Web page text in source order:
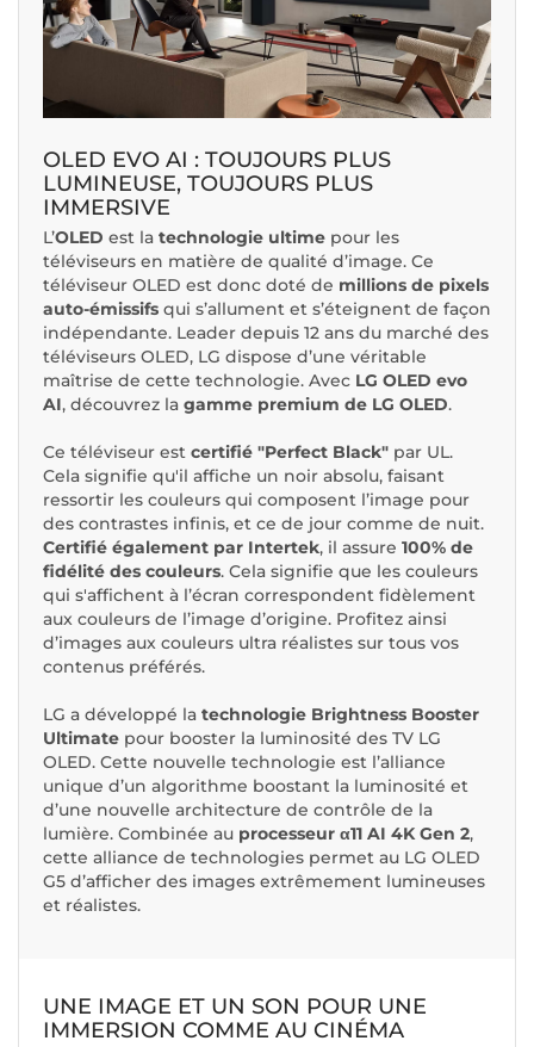
OLED EVO AI : TOUJOURS PLUS
LUMINEUSE, TOUJOURS PLUS
IMMERSIVE
L’OLED est la technologie ultime pour les
téléviseurs en matière de qualité d’image. Ce
téléviseur OLED est donc doté de millions de pixels
auto-émissifs qui s’allument et s’éteignent de façon
indépendante. Leader depuis 12 ans du marché des
téléviseurs OLED, LG dispose d’une véritable
maîtrise de cette technologie. Avec LG OLED evo
AI, découvrez la gamme premium de LG OLED.
Ce téléviseur est certifié "Perfect Black" par UL.
Cela signifie qu'il affiche un noir absolu, faisant
ressortir les couleurs qui composent l’image pour
des contrastes infinis, et ce de jour comme de nuit.
Certifié également par Intertek, il assure 100% de
fidélité des couleurs. Cela signifie que les couleurs
qui s'affichent à l’écran correspondent fidèlement
aux couleurs de l’image d’origine. Profitez ainsi
d’images aux couleurs ultra réalistes sur tous vos
contenus préférés.
LG a développé la technologie Brightness Booster
Ultimate pour booster la luminosité des TV LG
OLED. Cette nouvelle technologie est l’alliance
unique d’un algorithme boostant la luminosité et
d’une nouvelle architecture de contrôle de la
lumière. Combinée au processeur α11 AI 4K Gen 2,
cette alliance de technologies permet au LG OLED
G5 d’afficher des images extrêmement lumineuses
et réalistes.
UNE IMAGE ET UN SON POUR UNE
IMMERSION COMME AU CINÉMA